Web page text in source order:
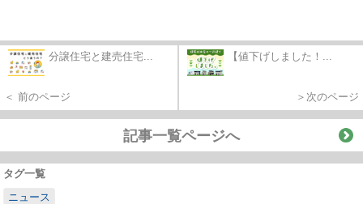
分譲住宅と建売住宅...
＜ 前のページ
【値下げしました！...
＞次のページ
記事一覧ページへ
タグ一覧
ニュース